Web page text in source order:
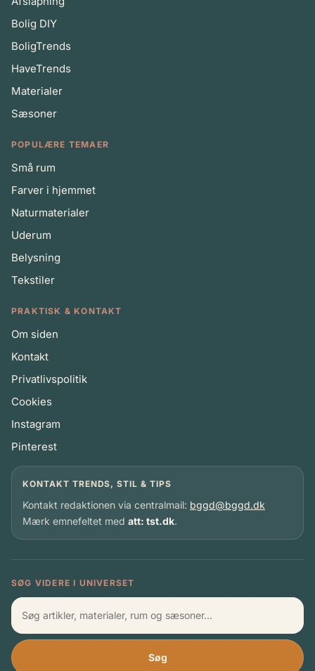
Bolig DIY
BoligTrends
HaveTrends
Materialer
Sæsoner
POPULÆRE TEMAER
Små rum
Farver i hjemmet
Naturmaterialer
Uderum
Belysning
Tekstiler
PRAKTISK & KONTAKT
Om siden
Kontakt
Privatlivspolitik
Cookies
Instagram
Pinterest
KONTAKT TRENDS, STIL & TIPS
Kontakt redaktionen via centralmail: bggd@bggd.dk
Mærk emnefeltet med att: tst.dk.
SØG VIDERE I UNIVERSET
Søg